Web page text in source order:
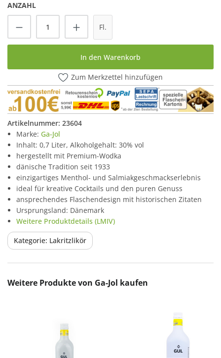
ANZAHL
Produkt Anzahl: Gib den gewünschten
Fl.
In den Warenkorb
Zum Merkzettel hinzufügen
Artikelnummer: 23604
Marke: Ga-Jol
Inhalt: 0,7 Liter, Alkoholgehalt: 30% vol
hergestellt mit Premium-Wodka
dänische Tradition seit 1933
einzigartiges Menthol- und Salmiakgeschmackserlebnis
ideal für kreative Cocktails und den puren Genuss
ansprechendes Flaschendesign mit historischen Zitaten
Ursprungsland: Dänemark
Weitere Produktdetails (LMIV)
Kategorie: Lakritzlikör
Produktgalerie überspringen
Weitere Produkte von Ga-Jol kaufen